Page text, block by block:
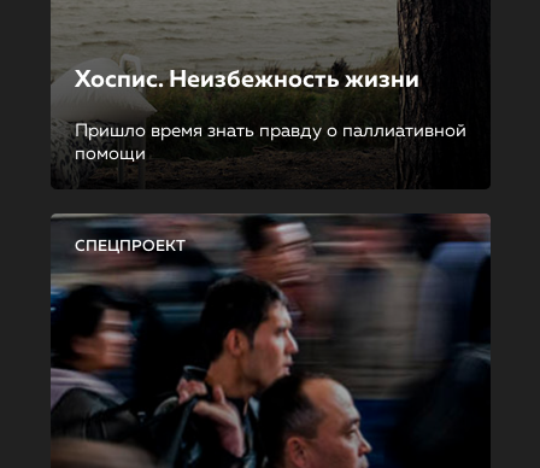
Хоспис. Неизбежность жизни
Пришло время знать правду о паллиативной
помощи
СПЕЦПРОЕКТ